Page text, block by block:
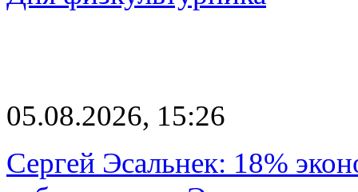
05.08.2026, 15:26
Сергей Эсальнек: 18%